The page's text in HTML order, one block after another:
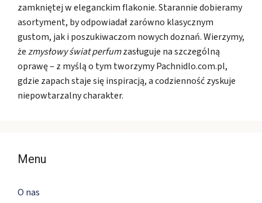
zamkniętej w eleganckim flakonie. Starannie dobieramy
asortyment, by odpowiadał zarówno klasycznym
gustom, jak i poszukiwaczom nowych doznań. Wierzymy,
żezmysłowy świat perfumzasługuje na szczególną
oprawę – z myślą o tym tworzymy Pachnidlo.com.pl,
gdzie zapach staje się inspiracją, a codzienność zyskuje
niepowtarzalny charakter.
Menu
O nas